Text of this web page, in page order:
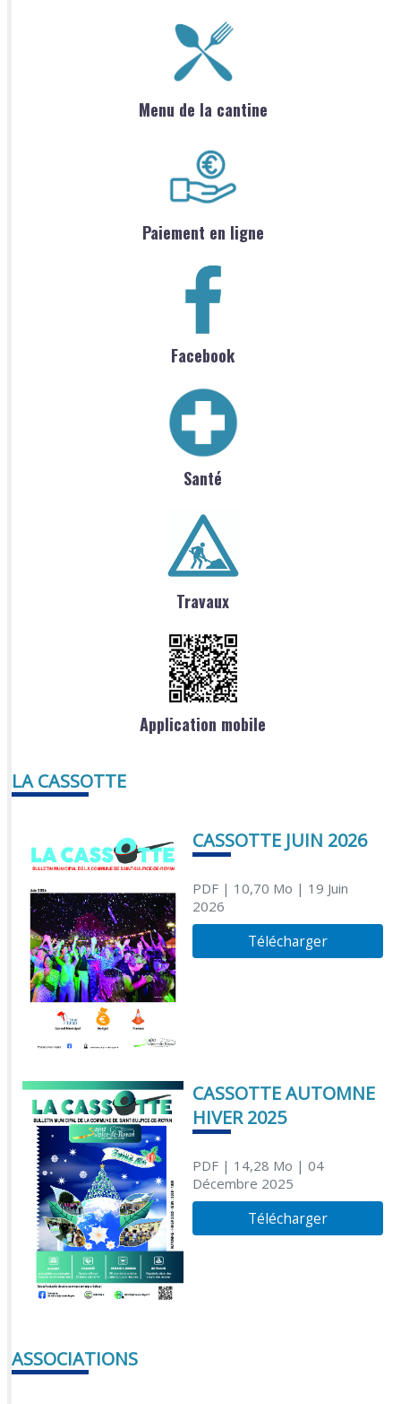
Menu de la cantine
Paiement en ligne
Facebook
Santé
Travaux
Application mobile
LA CASSOTTE
CASSOTTE JUIN 2026
PDF| 10,70 Mo | 19 Juin
2026
Télécharger
CASSOTTE AUTOMNE
HIVER 2025
PDF| 14,28 Mo | 04
Décembre 2025
Télécharger
ASSOCIATIONS